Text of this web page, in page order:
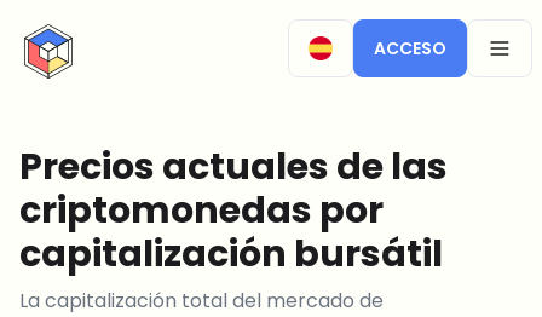
CryptoTicker
ACCESO
Precios actuales de las
criptomonedas por
capitalización bursátil
La capitalización total del mercado de